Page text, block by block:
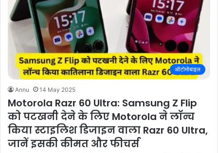
ऑटोमोबाइल
Annu 14 May 2025
Motorola Razr 60 Ultra: Samsung Z Flip
को पटखनी देने के लिए Motorola ने लॉन्च
किया स्टाइलिश डिजाइन वाला Razr 60 Ultra,
जानें इसकी कीमत और फीचर्स